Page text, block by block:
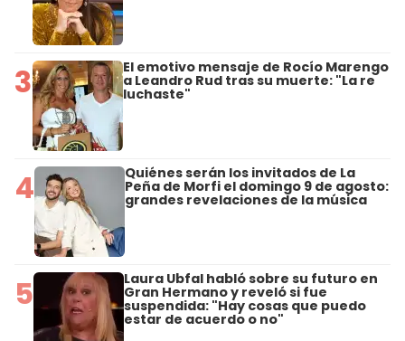
3 El emotivo mensaje de Rocío Marengo
a Leandro Rud tras su muerte: "La re
luchaste"
4 Quiénes serán los invitados de La
Peña de Morfi el domingo 9 de agosto:
grandes revelaciones de la música
5 Laura Ubfal habló sobre su futuro en
Gran Hermano y reveló si fue
suspendida: "Hay cosas que puedo
estar de acuerdo o no"